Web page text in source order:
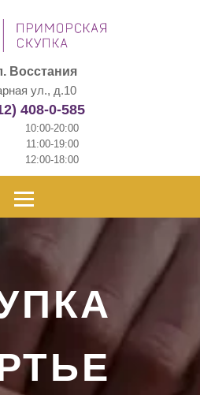
Восстания
ул., д.10
408-0-585
10:00-20:00
11:00-19:00
12:00-18:00